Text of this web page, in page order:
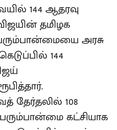
144 ஆதரவு
தமிழக
அரசு
144
தேர்தலில் 108
கட்சியாக